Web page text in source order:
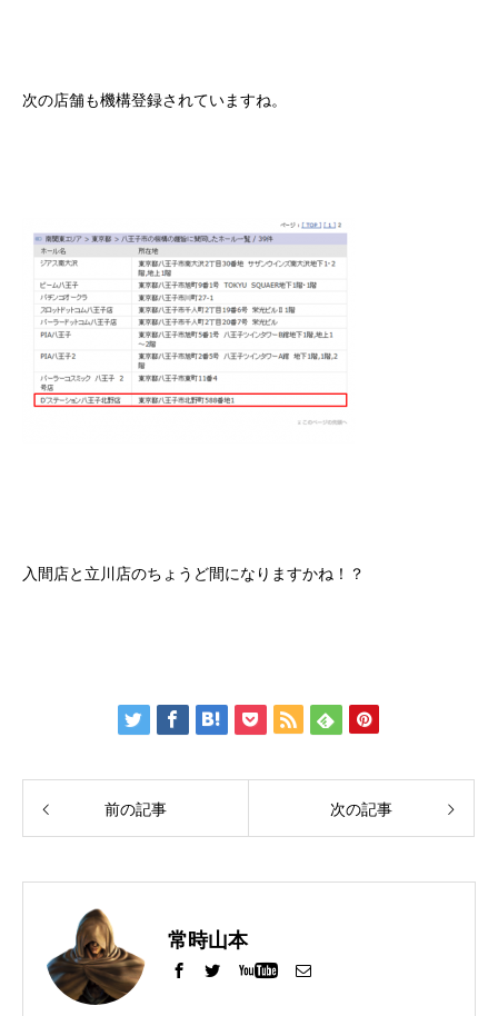
次の店舗も機構登録されていますね。
入間店と立川店のちょうど間になりますかね！？
前の記事 次の記事
常時山本